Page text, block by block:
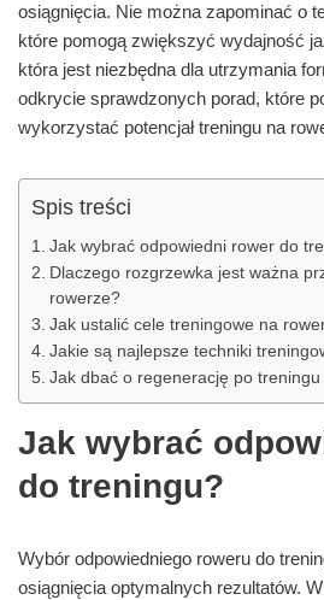
osiągnięcia. Nie można zapominać o
które pomogą zwiększyć wydajność
która jest niezbędna dla utrzymania
odkrycie sprawdzonych porad, które
wykorzystać potencjał treningu na
Spis treści
Jak wybrać odpowiedni rower do
Dlaczego rozgrzewka jest ważna
rowerze?
Jak ustalić cele treningowe na
Jakie są najlepsze techniki
Jak dbać o regenerację po
Jak wybrać
do treningu?
Wybór odpowiedniego roweru do
osiągnięcia optymalnych rezultatów.